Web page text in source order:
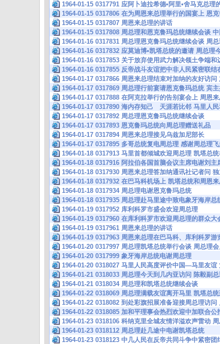
1964-01-15 0317791 应阿卜迪拉希德•阿里•舍马克总
1964-01-15 0317806 在为周恩来总理举行的国宴上 恩
1964-01-15 0317807 周恩来总理的讲话
1964-01-15 0317808 周总理和恩克鲁玛总统继续会谈
1964-01-16 0317831 周总理恩克鲁玛总统继续会谈 周
1964-01-16 0317832 应莫迪博•凯塔总统的邀请 周总理
1964-01-16 0317853 关于放弃使用武力解决领土争端
1964-01-16 0317855 反帝战斗友谊把中非人民紧密联
1964-01-17 0317866 周恩来总理结束对加纳的友好访
1964-01-17 0317869 周总理行前宴请恩克鲁玛总统 宾
1964-01-17 0317888 在阿克拉举行的告别宴会上 周恩
1964-01-17 0317890 海内存知己 天涯若比邻 马里人
1964-01-17 0317892 周总理恩克鲁玛总统继续会谈
1964-01-17 0317893 恩克鲁玛总统向周总理赠送礼品
1964-01-17 0317894 周恩来总理接见乌兹加尼部长
1964-01-17 0317895 多哥总统复电周总理 感谢周总理
1964-01-18 0317913 马里首都倾城欢迎周总理 凯塔总
1964-01-18 0317916 阿拉伯各国首脑会议主席电谢刘主
1964-01-18 0317930 周恩来总理答加纳通讯社记者问
1964-01-18 0317932 在巴马科机场上 凯塔总统和周恩
1964-01-18 0317934 周总理电谢恩克鲁玛总统
1964-01-18 0317935 周总理赴马里途中致电象牙海岸总
1964-01-19 0317952 库利科罗市盛会欢迎周总理
1964-01-19 0317960 在库利科罗市欢迎周总理的群众大
1964-01-19 0317961 周恩来总理的讲话
1964-01-19 0317963 周恩来总理在巴马科、库利科罗
1964-01-20 0317997 周总理凯塔总统举行会谈 周总理
1964-01-20 0317999 象牙海岸总统电谢周总理
1964-01-20 0318027 马里人民高度评价中国—马里友
1964-01-21 0318033 周总理今天到几内亚访问 陈毅副
1964-01-21 0318034 周总理和凯塔总统继续会谈
1964-01-22 0318069 周总理满载友谊离开马里 凯塔总
1964-01-22 0318082 到处彩旗招展准备迎接周总理访
1964-01-22 0318085 加和平理事会热烈欢迎中加联合
1964-01-23 0318106 科纳克里全城友情洋溢欢声雷动
1964-01-23 0318112 周总理赴几途中电谢凯塔总统
1964-01-23 0318123 中几人民在反帝共同斗争中紧密